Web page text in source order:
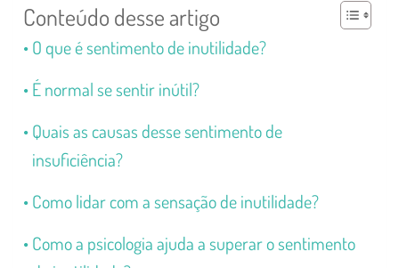
Conteúdo desse artigo
O que é sentimento de inutilidade?
É normal se sentir inútil?
Quais as causas desse sentimento de
insuficiência?
Como lidar com a sensação de inutilidade?
Como a psicologia ajuda a superar o sentimento